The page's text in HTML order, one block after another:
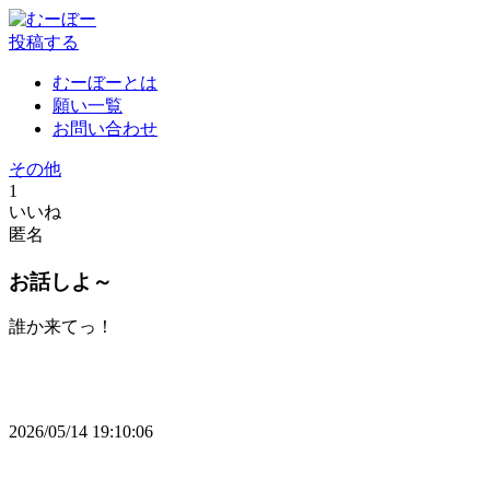
投稿する
むーぼーとは
願い一覧
お問い合わせ
その他
1
いいね
匿名
お話しよ～
誰か来てっ！
2026/05/14 19:10:06